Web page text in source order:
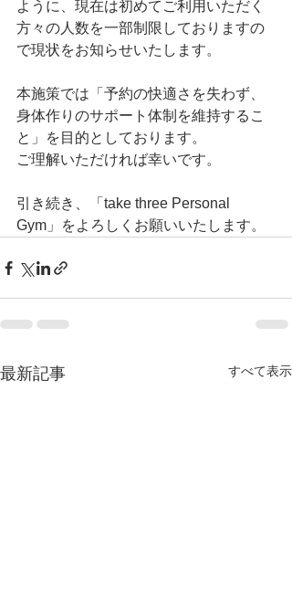
ように、現在は初めてご利用いただく
方々の人数を一部制限しておりますの
で現状をお知らせいたします。
本施策では「予約の快適さを失わず、
身体作りのサポート体制を維持するこ
と」を目的としております。
ご理解いただければ幸いです。
引き続き、「take three Personal
Gym」をよろしくお願いいたします。
最新記事 すべて表示